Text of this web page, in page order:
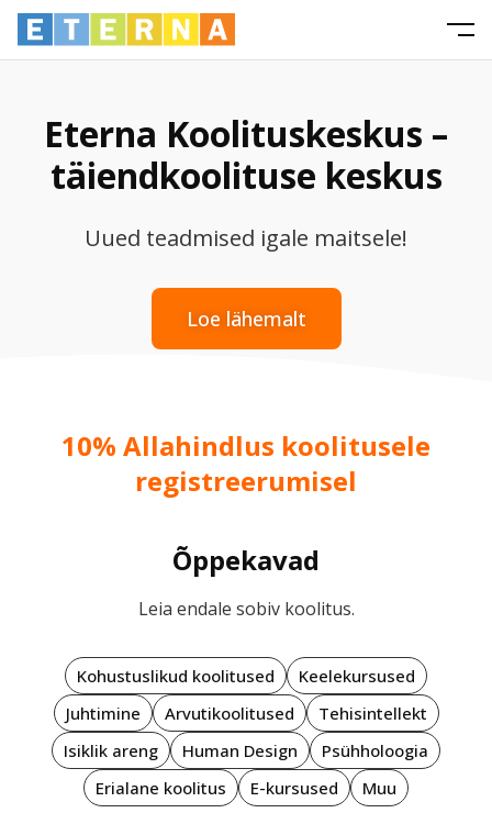
Eterna Koolituskeskus –
täiendkoolituse keskus
Uued teadmised igale maitsele!
Loe lähemalt
10% Allahindlus koolitusele
registreerumisel
Õppekavad
Leia endale sobiv koolitus.
Kohustuslikud koolitused
Keelekursused
Juhtimine
Arvutikoolitused
Tehisintellekt
Isiklik areng
Human Design
Psühholoogia
Erialane koolitus
E-kursused Muu